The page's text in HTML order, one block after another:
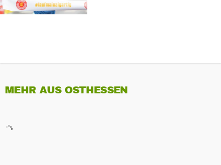
MEHR AUS OSTHESSEN